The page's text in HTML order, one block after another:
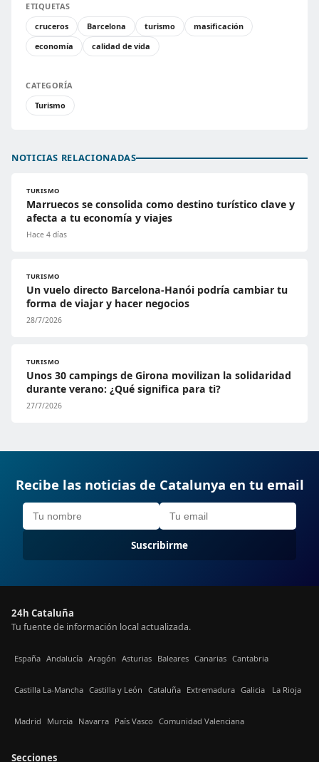
ETIQUETAS
cruceros
Barcelona turismo
masificación
economía
calidad de vida
CATEGORÍA
Turismo
NOTICIAS RELACIONADAS
TURISMO
Marruecos se consolida como destino turístico clave y
afecta a tu economía y viajes
Hace 4 días
TURISMO
Un vuelo directo Barcelona-Hanói podría cambiar tu
forma de viajar y hacer negocios
28/7/2026
TURISMO
Unos 30 campings de Girona movilizan la solidaridad
durante verano: ¿Qué significa para ti?
27/7/2026
Recibe las noticias de Catalunya en tu email
Suscribirme
24h Cataluña
Tu fuente de información local actualizada.
España Andalucía Aragón Asturias Baleares Canarias Cantabria
Castilla La-Mancha Castilla y León Cataluña Extremadura Galicia La Rioja
Madrid Murcia Navarra País Vasco Comunidad Valenciana
Secciones